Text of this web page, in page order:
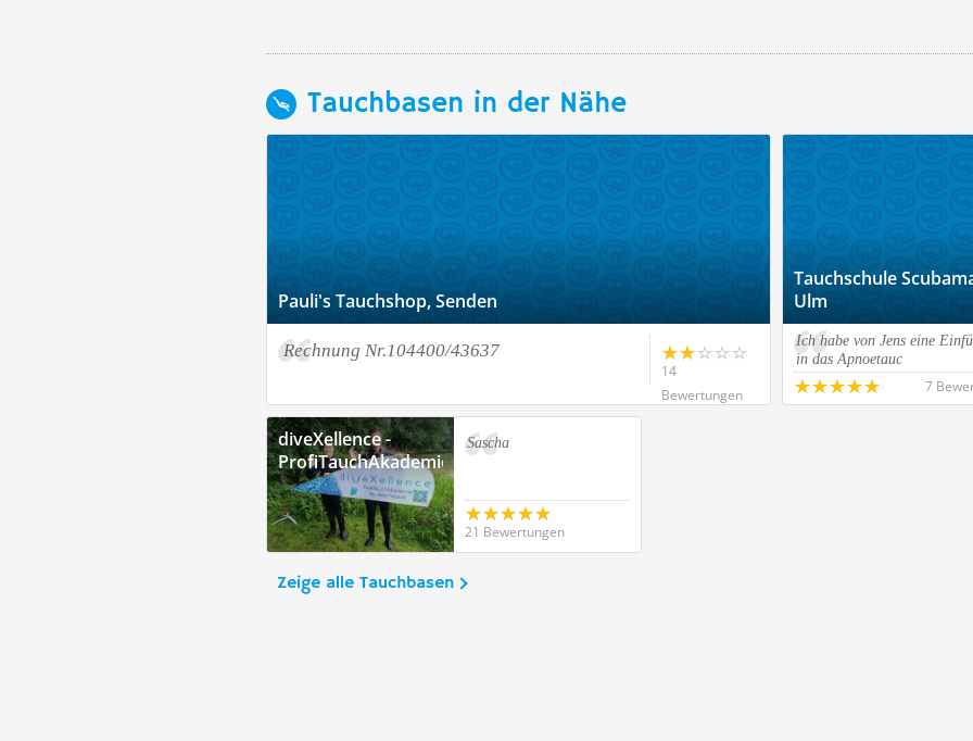
Tauchbasen in der Nähe
Pauli's Tauchshop, Senden
Rechnung Nr.104400/43637
14
Bewertungen
Tauchschule
Ulm
Ich habe von Jens eine
in das Apnoetauc
7
diveXellence -
ProfiTauchAkademie
Sascha
21 Bewertungen
Zeige alle Tauchbasen